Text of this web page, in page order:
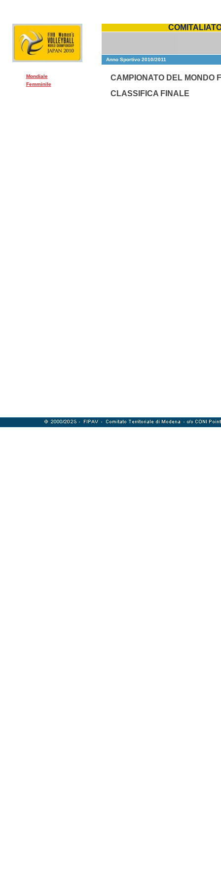
Mondiale
Femminile
Anno Sportivo 2010/2011
CAMPIONATO DEL MONDO
CLASSIFICA FINALE